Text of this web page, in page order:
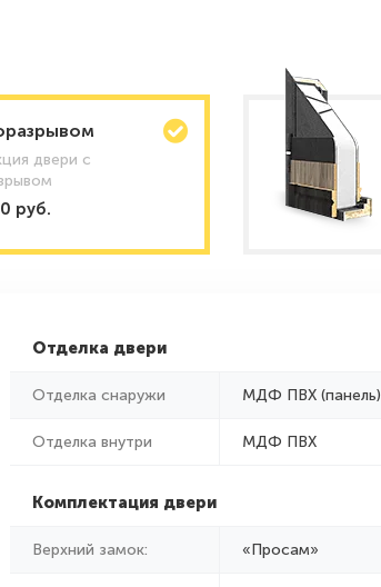
двери с
руб.
Отделка двери
Отделка снаружи МДФ ПВХ (панель)
Отделка внутри МДФ ПВХ
Комплектация двери
Верхний замок: «Просам»